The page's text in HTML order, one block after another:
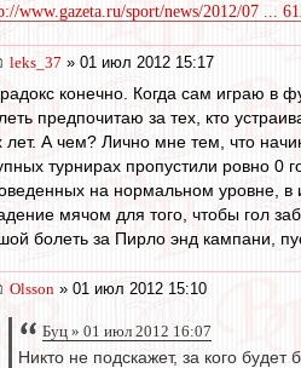
www.gazeta.ru/sport/news/2012/07 ...
leks_37 » 01 июл 2012 15:17
конечно. Когда сам играю в
предпочитаю за тех, кто
лет. А чем? Лично мне тем, что
турнирах пропустили ровно 0
на нормальном уровне,
мячом для того, чтобы гол
болеть за Пирло энд кампани,
Olsson » 01 июл 2012 15:10
Буц » 01 июл 2012 16:07
Никто не подскажет, за кого будет